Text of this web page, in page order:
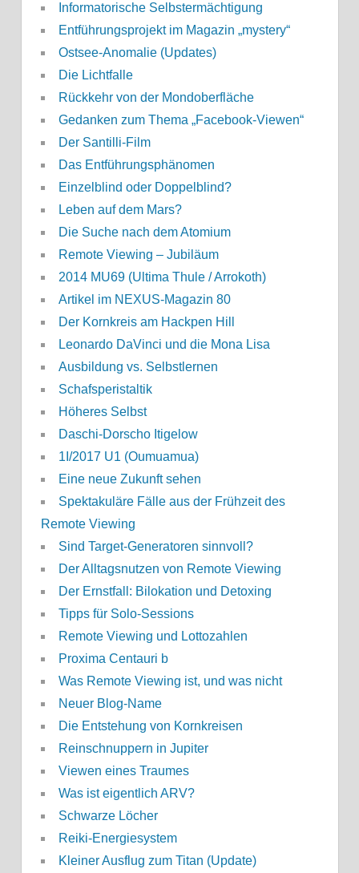
Informatorische Selbstermächtigung
Entführungsprojekt im Magazin „mystery“
Ostsee-Anomalie (Updates)
Die Lichtfalle
Rückkehr von der Mondoberfläche
Gedanken zum Thema „Facebook-Viewen“
Der Santilli-Film
Das Entführungsphänomen
Einzelblind oder Doppelblind?
Leben auf dem Mars?
Die Suche nach dem Atomium
Remote Viewing – Jubiläum
2014 MU69 (Ultima Thule / Arrokoth)
Artikel im NEXUS-Magazin 80
Der Kornkreis am Hackpen Hill
Leonardo DaVinci und die Mona Lisa
Ausbildung vs. Selbstlernen
Schafsperistaltik
Höheres Selbst
Daschi-Dorscho Itigelow
1I/2017 U1 (Oumuamua)
Eine neue Zukunft sehen
Spektakuläre Fälle aus der Frühzeit des
Remote Viewing
Sind Target-Generatoren sinnvoll?
Der Alltagsnutzen von Remote Viewing
Der Ernstfall: Bilokation und Detoxing
Tipps für Solo-Sessions
Remote Viewing und Lottozahlen
Proxima Centauri b
Was Remote Viewing ist, und was nicht
Neuer Blog-Name
Die Entstehung von Kornkreisen
Reinschnuppern in Jupiter
Viewen eines Traumes
Was ist eigentlich ARV?
Schwarze Löcher
Reiki-Energiesystem
Kleiner Ausflug zum Titan (Update)